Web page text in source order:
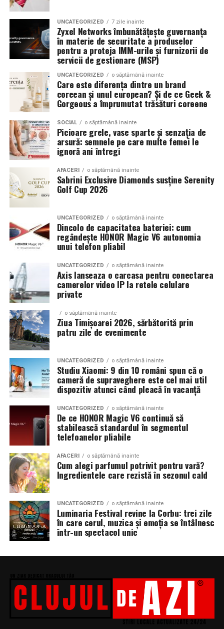
UNCATEGORIZED 7 zile inainte
Zyxel Networks îmbunătățește guvernanța
în materie de securitate a produselor
pentru a proteja IMM-urile și furnizorii de
servicii de gestionare (MSP)
UNCATEGORIZED o săptămână inainte
Care este diferența dintre un brand
coreean și unul european? Și de ce Geek &
Gorgeous a împrumutat trăsături coreene
SOCIAL o săptămână inainte
Picioare grele, vase sparte și senzația de
arsură: semnele pe care multe femei le
ignoră ani întregi
AFACERI o săptămână inainte
Sabrini Exclusive Diamonds susține Serenity
Golf Cup 2026
UNCATEGORIZED o săptămână inainte
Dincolo de capacitatea bateriei: cum
regândește HONOR Magic V6 autonomia
unui telefon pliabil
UNCATEGORIZED o săptămână inainte
Axis lanseaza o carcasa pentru conectarea
camerelor video IP la retele celulare
private
o săptămână inainte
Ziua Timișoarei 2026, sărbătorită prin
patru zile de evenimente
UNCATEGORIZED o săptămână inainte
Studiu Xiaomi: 9 din 10 români spun că o
cameră de supraveghere este cel mai util
dispozitiv atunci când pleacă în vacanță
UNCATEGORIZED o săptămână inainte
De ce HONOR Magic V6 continuă să
stabilească standardul în segmentul
telefoanelor pliabile
AFACERI o săptămână inainte
Cum alegi parfumul potrivit pentru vară?
Ingredientele care rezistă în sezonul cald
UNCATEGORIZED o săptămână inainte
Luminaria Festival revine la Corbu: trei zile
în care cerul, muzica și emoția se întâlnesc
într-un spectacol unic